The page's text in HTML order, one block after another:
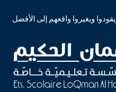
ويغيروا واقعهم إلى الأفضل